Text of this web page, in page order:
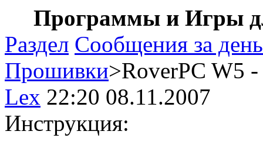
Программы и Игры
Раздел Сообщения за день
Прошивки>RoverPC W5
Lex 22:20 08.11.2007
Инструкция: